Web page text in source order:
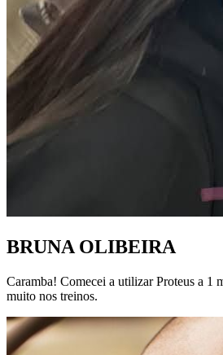
BRUNA OLIBEIRA
Caramba! Comecei a utilizar Proteus a 1
muito nos treinos.